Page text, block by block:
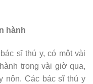
hành
sĩ thú y, có một vài
trong vài giờ qua,
nôn. Các bác sĩ thú y